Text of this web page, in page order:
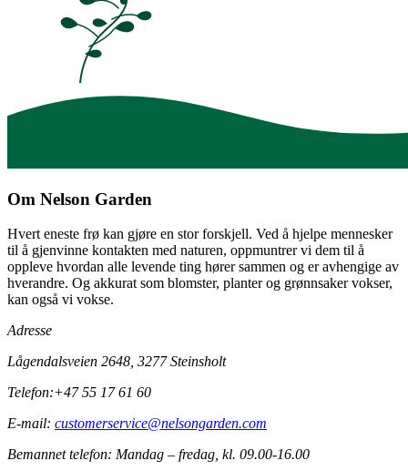
Om Nelson Garden
Hvert eneste frø kan gjøre en stor forskjell. Ved å hjelpe mennesker
til å gjenvinne kontakten med naturen, oppmuntrer vi dem til å
oppleve hvordan alle levende ting hører sammen og er avhengige av
hverandre. Og akkurat som blomster, planter og grønnsaker vokser,
kan også vi vokse.
Adresse
Lågendalsveien 2648, 3277 Steinsholt
Telefon:+47 55 17 61 60
E-mail: customerservice@nelsongarden.com
Bemannet telefon: Mandag – fredag, kl. 09.00-16.00